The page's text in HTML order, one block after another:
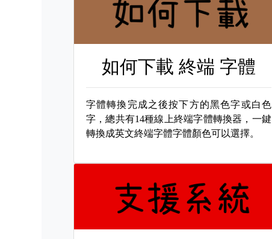
如何下載 終端 字體
字體轉換完成之後按下方的黑色字或白色
字，總共有14種線上終端字體轉換器，一鍵
轉換成英文終端字體字體顏色可以選擇。